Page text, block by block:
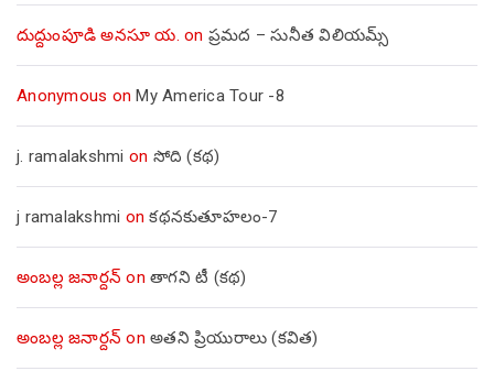
దుద్దుంపూడి అనసూ య. on ప్రమద – సునీత విలియమ్స్
Anonymous onMy America Tour -8
j. ramalakshmi on సోది (కథ)
j ramalakshmi onకథనకుతూహలం-7
అంబల్ల జనార్దన్ on తాగని టీ (కథ)
అంబల్ల జనార్దన్ on అతని ప్రియురాలు (కవిత)